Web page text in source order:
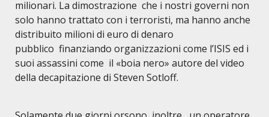
milionari. La dimostrazione che i nostri governi non
solo hanno trattato con i terroristi, ma hanno anche
distribuito milioni di euro di denaro
pubblico finanziando organizzazioni come l’ISIS ed i
suoi assassini come il «boia nero» autore del video
della decapitazione di Steven Sotloff.